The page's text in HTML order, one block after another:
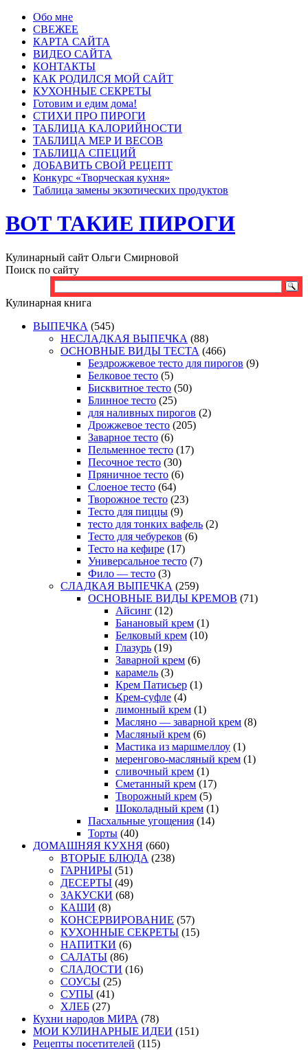
Обо мне
СВЕЖЕЕ
КАРТА САЙТА
ВИДЕО САЙТА
КОНТАКТЫ
КАК РОДИЛСЯ МОЙ САЙТ
КУХОННЫЕ СЕКРЕТЫ
Готовим и едим дома!
СТИХИ ПРО ПИРОГИ
ТАБЛИЦА КАЛОРИЙНОСТИ
ТАБЛИЦА МЕР И ВЕСОВ
ТАБЛИЦА СПЕЦИЙ
ДОБАВИТЬ СВОЙ РЕЦЕПТ
Конкурс «Творческая кухня»
Таблица замены экзотических продуктов
ВОТ ТАКИЕ ПИРОГИ
Кулинарный сайт Ольги Смирновой
Поиск по сайту
Кулинарная книга
ВЫПЕЧКА (545)
НЕСЛАДКАЯ ВЫПЕЧКА (88)
ОСНОВНЫЕ ВИДЫ ТЕСТА (466)
Бездрожжевое тесто для пирогов (9)
Белковое тесто (5)
Бисквитное тесто (50)
Блинное тесто (25)
для наливных пирогов (2)
Дрожжевое тесто (205)
Заварное тесто (6)
Пельменное тесто (17)
Песочное тесто (30)
Пряничное тесто (6)
Слоеное тесто (64)
Творожное тесто (23)
Тесто для пиццы (9)
тесто для тонких вафель (2)
Тесто для чебуреков (6)
Тесто на кефире (17)
Универсальное тесто (7)
Фило — тесто (3)
СЛАДКАЯ ВЫПЕЧКА (259)
ОСНОВНЫЕ ВИДЫ КРЕМОВ (71)
Айсинг (12)
Банановый крем (1)
Белковый крем (10)
Глазурь (19)
Заварной крем (6)
карамель (3)
Крем Патисьер (1)
Крем-суфле (4)
лимонный крем (1)
Масляно — заварной крем (8)
Масляный крем (6)
Мастика из маршмеллоу (1)
меренгово-масляный крем (1)
сливочный крем (1)
Сметанный крем (17)
Творожный крем (5)
Шоколадный крем (1)
Пасхальные угощения (14)
Торты (40)
ДОМАШНЯЯ КУХНЯ (660)
ВТОРЫЕ БЛЮДА (238)
ГАРНИРЫ (51)
ДЕСЕРТЫ (49)
ЗАКУСКИ (68)
КАШИ (8)
КОНСЕРВИРОВАНИЕ (57)
КУХОННЫЕ СЕКРЕТЫ (15)
НАПИТКИ (6)
САЛАТЫ (86)
СЛАДОСТИ (16)
СОУСЫ (25)
СУПЫ (41)
ХЛЕБ (27)
Кухни народов МИРА (78)
МОИ КУЛИНАРНЫЕ ИДЕИ (151)
Рецепты посетителей (115)